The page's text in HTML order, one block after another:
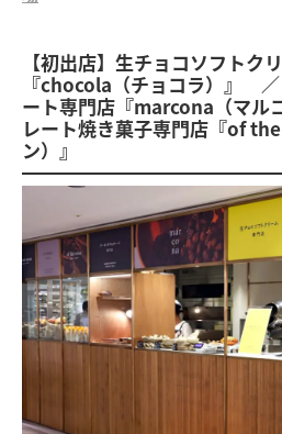
【初出店】生チョコソフトク
『chocola（チョコラ）』
ート専門店『marcona（マ
レート焼き菓子専門店『of
ン）』